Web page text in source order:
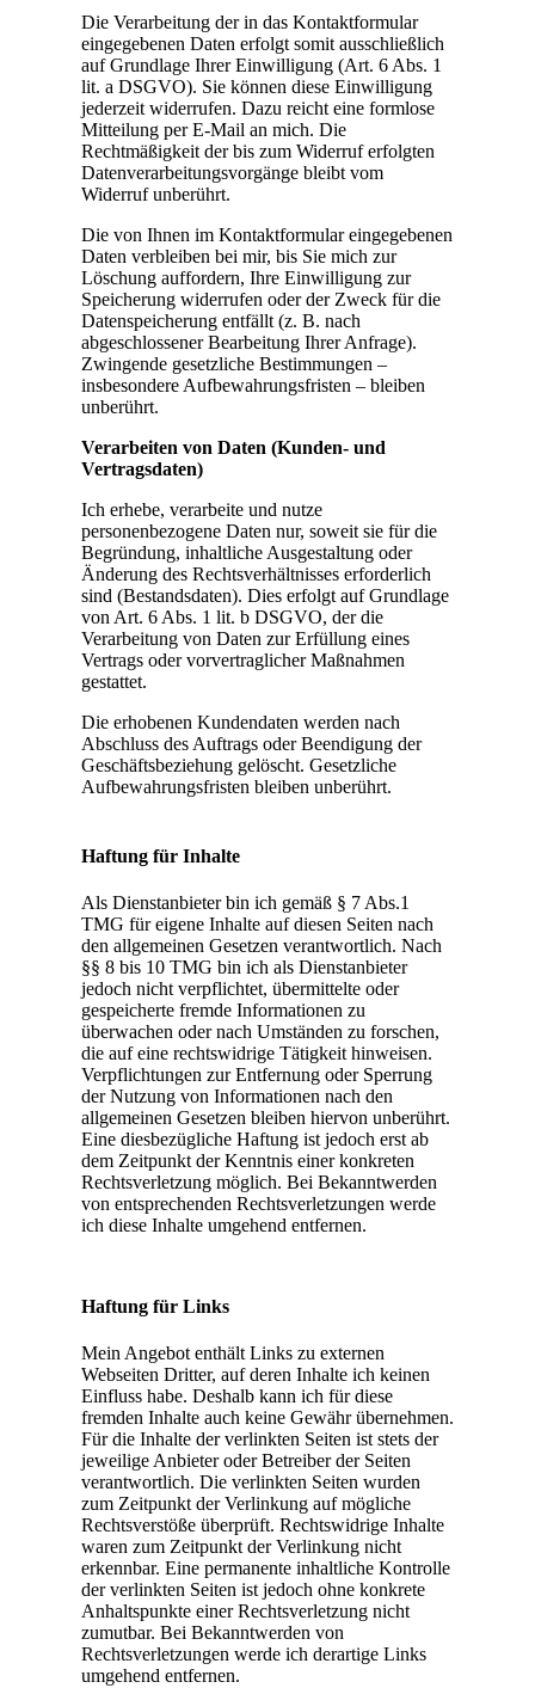
Die Verarbeitung der in das Kontaktformular
eingegebenen Daten erfolgt somit ausschließlich
auf Grundlage Ihrer Einwilligung (Art. 6 Abs. 1
lit. a DSGVO). Sie können diese Einwilligung
jederzeit widerrufen. Dazu reicht eine formlose
Mitteilung per E-Mail an mich. Die
Rechtmäßigkeit der bis zum Widerruf erfolgten
Datenverarbeitungsvorgänge bleibt vom
Widerruf unberührt.
Die von Ihnen im Kontaktformular eingegebenen
Daten verbleiben bei mir, bis Sie mich zur
Löschung auffordern, Ihre Einwilligung zur
Speicherung widerrufen oder der Zweck für die
Datenspeicherung entfällt (z. B. nach
abgeschlossener Bearbeitung Ihrer Anfrage).
Zwingende gesetzliche Bestimmungen –
insbesondere Aufbewahrungsfristen – bleiben
unberührt.
Verarbeiten von Daten (Kunden- und
Vertragsdaten)
Ich erhebe, verarbeite und nutze
personenbezogene Daten nur, soweit sie für die
Begründung, inhaltliche Ausgestaltung oder
Änderung des Rechtsverhältnisses erforderlich
sind (Bestandsdaten). Dies erfolgt auf Grundlage
von Art. 6 Abs. 1 lit. b DSGVO, der die
Verarbeitung von Daten zur Erfüllung eines
Vertrags oder vorvertraglicher Maßnahmen
gestattet.
Die erhobenen Kundendaten werden nach
Abschluss des Auftrags oder Beendigung der
Geschäftsbeziehung gelöscht. Gesetzliche
Aufbewahrungsfristen bleiben unberührt.
Haftung für Inhalte
Als Dienstanbieter bin ich gemäß § 7 Abs.1
TMG für eigene Inhalte auf diesen Seiten nach
den allgemeinen Gesetzen verantwortlich. Nach
§§ 8 bis 10 TMG bin ich als Dienstanbieter
jedoch nicht verpflichtet, übermittelte oder
gespeicherte fremde Informationen zu
überwachen oder nach Umständen zu forschen,
die auf eine rechtswidrige Tätigkeit hinweisen.
Verpflichtungen zur Entfernung oder Sperrung
der Nutzung von Informationen nach den
allgemeinen Gesetzen bleiben hiervon unberührt.
Eine diesbezügliche Haftung ist jedoch erst ab
dem Zeitpunkt der Kenntnis einer konkreten
Rechtsverletzung möglich. Bei Bekanntwerden
von entsprechenden Rechtsverletzungen werde
ich diese Inhalte umgehend entfernen.
Haftung für Links
Mein Angebot enthält Links zu externen
Webseiten Dritter, auf deren Inhalte ich keinen
Einfluss habe. Deshalb kann ich für diese
fremden Inhalte auch keine Gewähr übernehmen.
Für die Inhalte der verlinkten Seiten ist stets der
jeweilige Anbieter oder Betreiber der Seiten
verantwortlich. Die verlinkten Seiten wurden
zum Zeitpunkt der Verlinkung auf mögliche
Rechtsverstöße überprüft. Rechtswidrige Inhalte
waren zum Zeitpunkt der Verlinkung nicht
erkennbar. Eine permanente inhaltliche Kontrolle
der verlinkten Seiten ist jedoch ohne konkrete
Anhaltspunkte einer Rechtsverletzung nicht
zumutbar. Bei Bekanntwerden von
Rechtsverletzungen werde ich derartige Links
umgehend entfernen.